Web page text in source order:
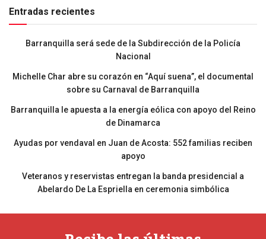
Entradas recientes
Barranquilla será sede de la Subdirección de la Policía
Nacional
Michelle Char abre su corazón en “Aquí suena”, el documental
sobre su Carnaval de Barranquilla
Barranquilla le apuesta a la energía eólica con apoyo del Reino
de Dinamarca
Ayudas por vendaval en Juan de Acosta: 552 familias reciben
apoyo
Veteranos y reservistas entregan la banda presidencial a
Abelardo De La Espriella en ceremonia simbólica